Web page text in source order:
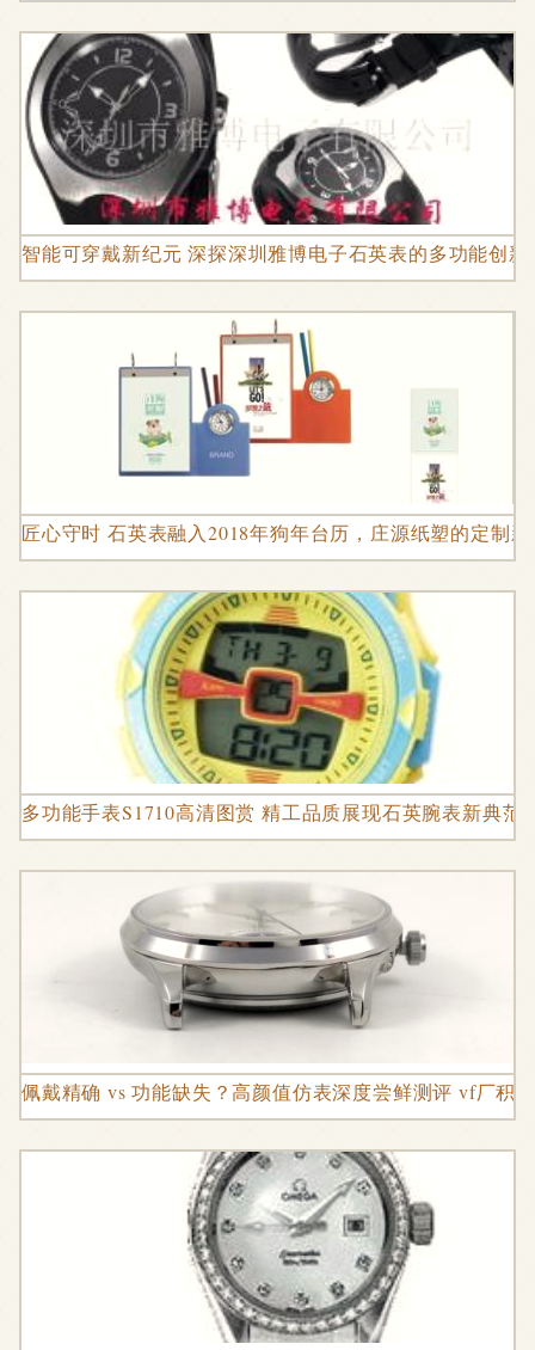
智能可穿戴新纪元 深探深圳雅博电子石英表的多功能创新
匠心守时 石英表融入2018年狗年台历，庄源纸塑的定制
多功能手表S1710高清图赏 精工品质展现石英腕表新典
佩戴精确 vs 功能缺失？高颜值仿表深度尝鲜测评 vf厂积